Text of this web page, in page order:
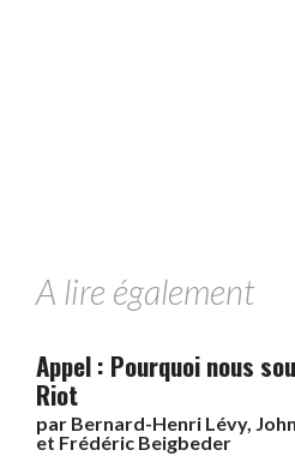
A lire également
Appel : Pourquoi nous
Riot
par Bernard-Henri Lévy,
et Frédéric Beigbeder